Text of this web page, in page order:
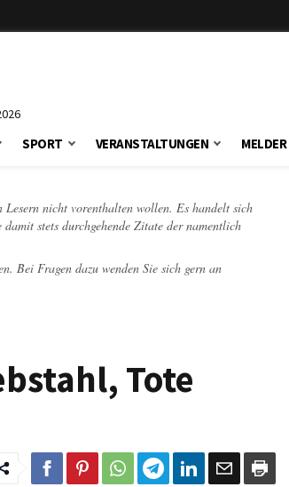
SPORT VERANSTALTUNGEN MELDER
nicht vorenthalten wollen. Es handelt sich
stets durchgehende Zitate der namentlich
Bei Fragen dazu wenden Sie sich gern an
Tote